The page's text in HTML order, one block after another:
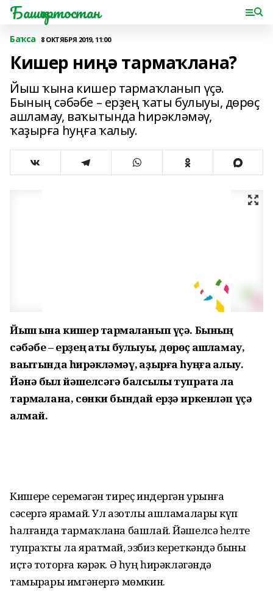
Башҡортостан
Баҡса 8 ОКТЯБРЯ 2019, 11:00
Кишер ниңә тармаҡлана?
Йыш ҡына кишер тармаҡланып үҫә.
Бының сәбәбе – ерҙең ҡаты булыуы, дөрөҫ
ашламау, ваҡытында һирәкләмәү,
ҡаҙырға һуңға ҡалыу.
Йыш ҡына кишер тармаҡланып үҫә. Бының
сәбәбе – ерҙең ҡаты булыуы, дөрөҫ ашламау,
ваҡытында һирәкләмәү, ҡаҙырға һуңға ҡалыу.
Йәнә был йәшелсәгә балсыҡлы тупраҡта ла
тармаҡлана, сөнки бындай ерҙә иркенләп үҫә
алмай.
Кишерҙе серемәгән тиреҫ индергән урынға
сәсергә ярамай. Ул азотлы ашламаларҙы күп
һалғанда тармаҡлана башлай. Йәшелсә һелте
тупраҡты ла яратмай, эзбиз кереткәндә быны
иҫтә тоторға кәрәк. Ә һуң һирәкләгәндә
тамырҙары имгәнергә мөмкин.